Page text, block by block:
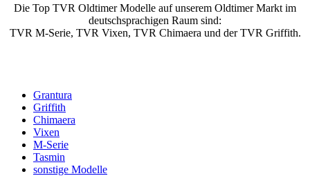
Die Top TVR Oldtimer Modelle auf unserem Oldtimer Markt im
deutschsprachigen Raum sind:
TVR M-Serie, TVR Vixen, TVR Chimaera und der TVR Griffith.
Grantura
Griffith
Chimaera
Vixen
M-Serie
Tasmin
sonstige Modelle